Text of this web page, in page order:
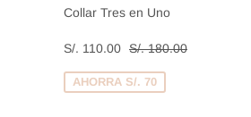
Collar Tres en Uno
Precio
de
venta
S/. 110.00 S/.
110.00
Precio habitual
S/. 180.00
AHORRA S/. 70